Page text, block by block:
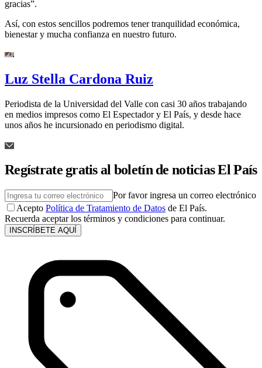
gracias”.
Así, con estos sencillos podremos tener tranquilidad económica,
bienestar y mucha confianza en nuestro futuro.
Luz Stella Cardona Ruiz
Periodista de la Universidad del Valle con casi 30 años trabajando
en medios impresos como El Espectador y El País, y desde hace
unos años he incursionado en periodismo digital.
Regístrate gratis al boletín de noticias El País
Por favor ingresa un correo electrónico
Acepto Política de Tratamiento de Datos de El País.
Recuerda aceptar los términos y condiciones para continuar.
INSCRÍBETE AQUÍ